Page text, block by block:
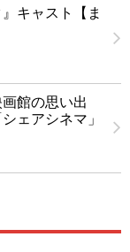
キャスト【ま
館の思い出
ェアシネマ」